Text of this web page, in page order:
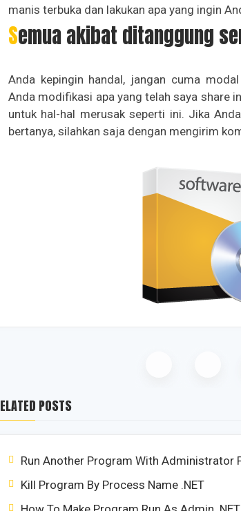
manis terbuka dan lakukan apa yang ingin
Semua akibat ditanggung
Anda kepingin handal, jangan cuma
Anda modifikasi apa yang telah saya share
untuk hal-hal merusak seperti ini. Jika
bertanya, silahkan saja dengan mengirim
RELATED POSTS
Run Another Program With Administrator
Kill Program By Process Name .NET